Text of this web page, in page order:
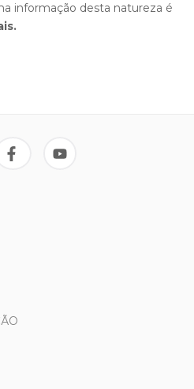
informação desta natureza é